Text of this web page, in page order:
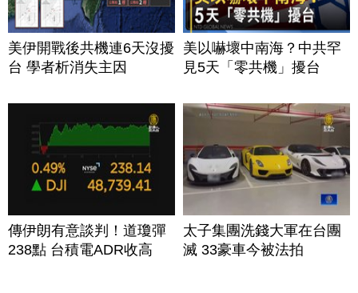
美伊開戰後共機連6天沒擾
台 學者析消失主因
美以嚇壞中南海？中共罕
見5天「零共機」擾台
傳伊朗有意談判！道瓊彈
238點 台積電ADR收高
太子集團洗錢大軍在台團
滅 33豪車今被法拍